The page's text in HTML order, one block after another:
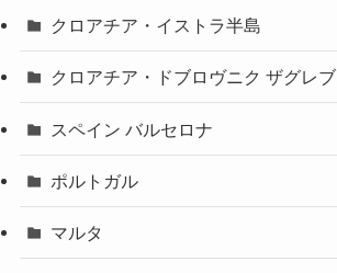
クロアチア・イストラ半島
クロアチア・ドブロヴニク ザグレブ
スペイン バルセロナ
ポルトガル
マルタ